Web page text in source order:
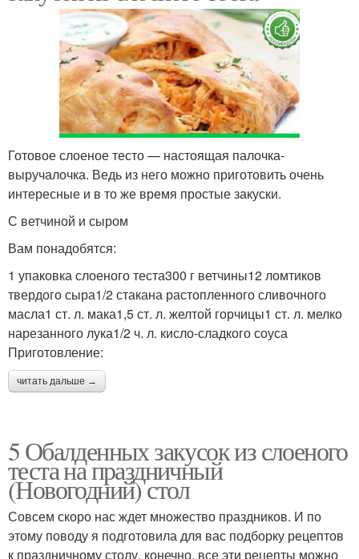
Готовое слоеное тесто — настоящая палочка-
выручалочка. Ведь из него можно приготовить очень
интересные и в то же время простые закуски.
С ветчиной и сыром
Вам понадобятся:
1 упаковка слоеного теста300 г ветчины12 ломтиков
твердого сыра1/2 стакана растопленного сливочного
масла1 ст. л. мака1,5 ст. л. желтой горчицы1 ст. л. мелко
нарезанного лука1/2 ч. л. кисло-сладкого соуса
Приготовление:
читать дальше →
5 Обалденных закусок из слоеного
теста на праздничный
(Новогодний) стол
Совсем скоро нас ждет множество праздников. И по
этому поводу я подготовила для вас подборку рецептов
к праздничному столу, конечно, все эти рецепты можно